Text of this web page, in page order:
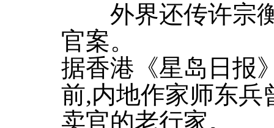
外界还传许宗衡
官案。
据香港《星岛日报
前,内地作家师东兵
卖官的老行家。